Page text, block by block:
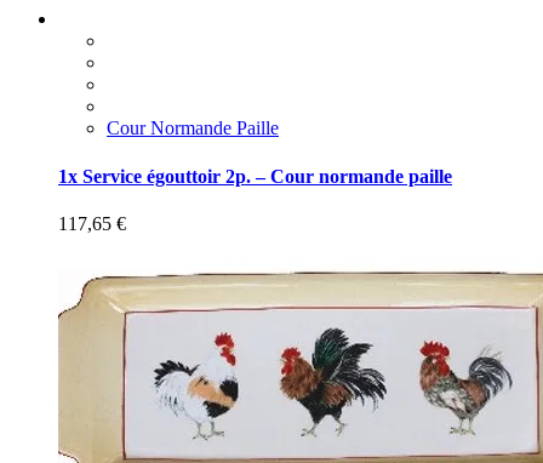
Cour Normande Paille
1x Service égouttoir 2p. – Cour normande paille
117,65 €